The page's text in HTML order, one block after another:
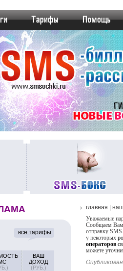
все тарифы
ВАШ
ДОХОД
(РУБ.)
главная
Уважаемые
Сообщаем
отправку
у некоторых
операторов
можете